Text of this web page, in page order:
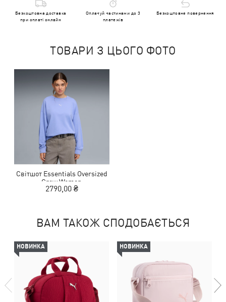
Безкоштовна доставка
при оплаті онлайн
Оплачуй частинами до 3
платежів
Безкоштовне повернення
ТОВАРИ З ЦЬОГО ФОТО
Світшот Essentials Oversized
Crew Women
2790,00 ₴
ВАМ ТАКОЖ СПОДОБАЄТЬСЯ
НОВИНКА НОВИНКА